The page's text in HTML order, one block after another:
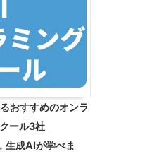
おすすめのオンラ
ール3社
生成AIが学べま